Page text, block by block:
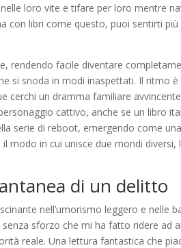
loro vite e tifare per loro mentre
con libri come questo, puoi sentirti
rendendo facile diventare
si snoda in modi inaspettati. Il ritmo
cerchi un dramma familiare
cattivo, anche se un libro
serie di reboot, emergendo come
modo in cui unisce due mondi diversi,
di un delitto
nell’umorismo leggero e
sforzo che mi ha fatto ridere ad
reale. Una lettura fantastica che